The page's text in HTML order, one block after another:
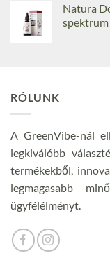
Natura
RÓLUNK
A GreenVibe-nál
legkiválóbb
termékekből,
legmagasabb
ügyfélélményt.